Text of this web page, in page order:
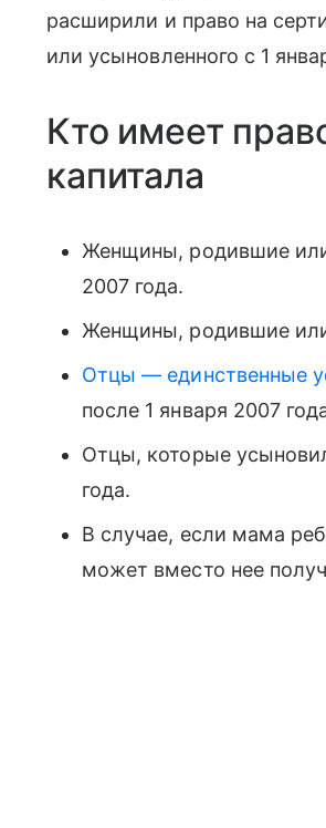
расширили и право на
или усыновленного с 1
Кто имеет
капитала
Женщины, родившие или
2007 года.
Женщины, родившие или
Отцы — единственные
после 1 января 2007
Отцы, которые
года.
В случае, если мама
может вместо нее